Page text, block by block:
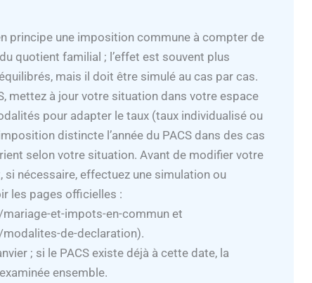
principe une imposition commune à compter de
quotient familial ; l’effet est souvent plus
mais il doit être simulé au cas par cas.
mettez à jour votre situation dans votre espace
pour adapter le taux (taux individualisé ou
distincte l’année du PACS dans des cas
selon votre situation. Avant de modifier votre
nécessaire, effectuez une simulation ou
les pages officielles :
et-impots-en-commun et
de-declaration).
; si le PACS existe déjà à cette date, la
ensemble.